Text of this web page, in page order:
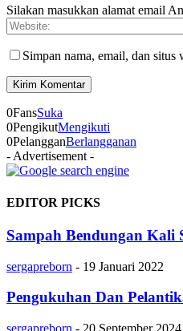
Silakan masukkan alamat email
Simpan nama, email, dan
0FansSuka
0PengikutMengikuti
0PelangganBerlangganan
- Advertisement -
EDITOR PICKS
Sampah Bendungan Kali
sergapreborn - 19 Januari 2022
Pengukuhan Dan
sergapreborn - 20 September 2024